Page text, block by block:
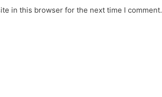
in this browser for the next time I comment.